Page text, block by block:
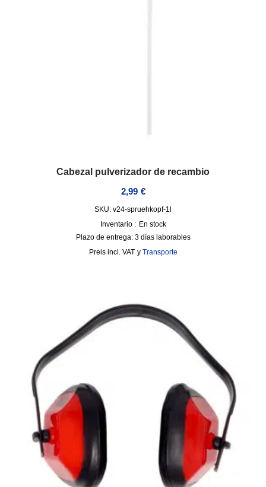
Cabezal pulverizador de recambio
2,99 €
SKU: v24-spruehkopf-1l
Inventario : En stock
Plazo de entrega: 3 días laborables
incl. VAT y Transporte